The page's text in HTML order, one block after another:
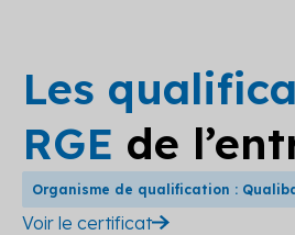
Les
RGE de
Organisme de qualification :
Voir le certificat